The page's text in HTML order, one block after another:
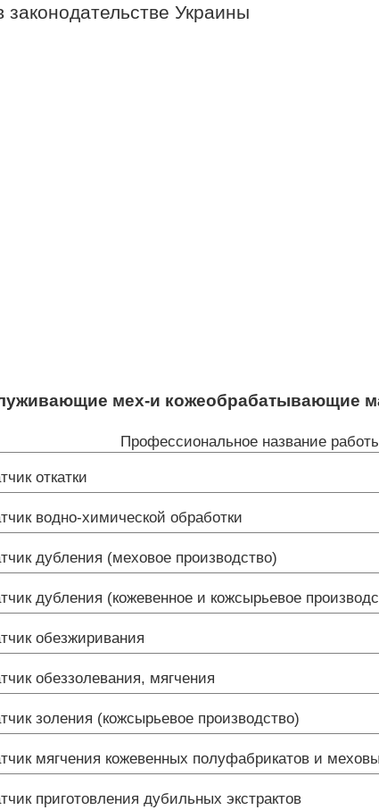
законодательстве Украины
мех-и кожеобрабатывающие
Профессиональное название
откатки
водно-химической обработки
дубления (меховое производство)
дубления (кожевенное и кожсырьевое
обезжиривания
обеззолевания, мягчения
золения (кожсырьевое производство)
мягчения кожевенных полуфабрикатов и
приготовления дубильных экстрактов